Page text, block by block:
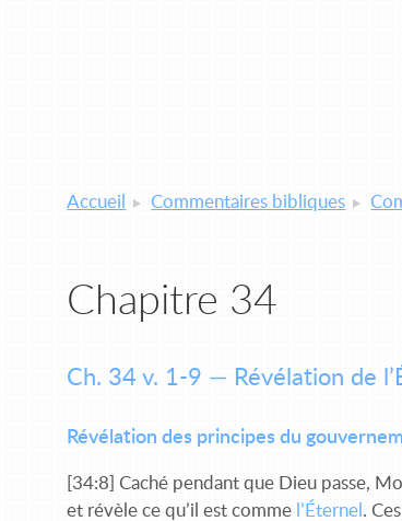
Accueil Commentaires bibliques
Chapitre 34
Ch. 34 v. 1-9 — Révélation de
Révélation des principes du
[34:8] Caché pendant que Dieu passe,
et révèle ce qu’il est comme l’ Éternel .